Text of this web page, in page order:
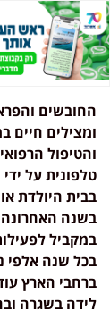
החובשים
ומצילים חיים
והטיפול
בבית היולדת
בשנה האחרונה
במקביל
בכל שנה אלפי
ברחבי הארץ
לידה בשגרה